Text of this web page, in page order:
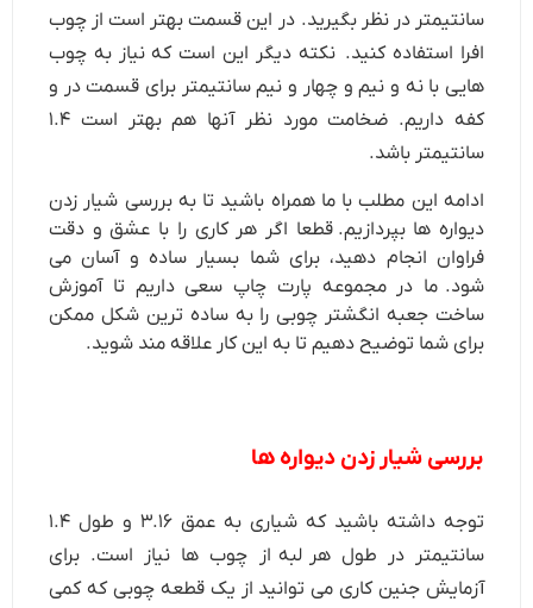
سانتیمتر در نظر بگیرید. در این قسمت بهتر است از چوب
افرا استفاده کنید. نکته دیگر این است که نیاز به چوب
هایی با نه و نیم و چهار و نیم سانتیمتر برای قسمت در و
کفه داریم. ضخامت مورد نظر آنها هم بهتر است ۱.۴
سانتیمتر باشد.
ادامه این مطلب با ما همراه باشید تا به بررسی شیار زدن
دیواره ها بپردازیم. قطعا اگر هر کاری را با عشق و دقت
فراوان انجام دهید، برای شما بسیار ساده و آسان می
شود. ما در مجموعه پارت چاپ سعی داریم تا آموزش
ساخت جعبه انگشتر چوبی را به ساده ترین شکل ممکن
برای شما توضیح دهیم تا به این کار علاقه مند شوید.
بررسی شیار زدن دیواره ها
توجه داشته باشید که شیاری به عمق ۳.۱۶ و طول ۱.۴
سانتیمتر در طول هر لبه از چوب ها نیاز است. برای
آزمایش جنین کاری می توانید از یک قطعه چوبی که کمی